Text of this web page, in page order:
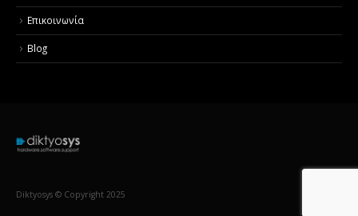
Επικοινωνία
Blog
Diktyosys © Copyright 2025